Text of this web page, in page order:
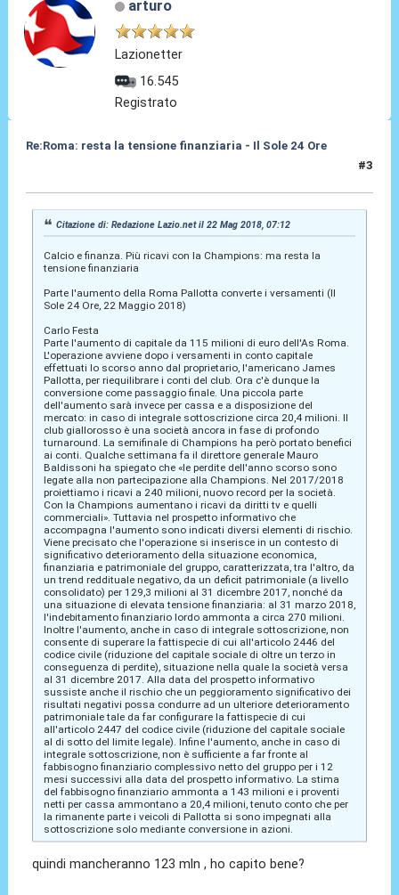
arturo
Lazionetter
16.545
Registrato
Re:Roma: resta la tensione finanziaria - Il Sole 24 Ore
#3
Citazione di: Redazione Lazio.net il 22 Mag 2018, 07:12
Calcio e finanza. Più ricavi con la Champions: ma resta la
tensione finanziaria
Parte l'aumento della Roma Pallotta converte i versamenti (Il
Sole 24 Ore, 22 Maggio 2018)
Carlo Festa
Parte l'aumento di capitale da 115 milioni di euro dell'As Roma.
L'operazione avviene dopo i versamenti in conto capitale
effettuati lo scorso anno dal proprietario, l'americano James
Pallotta, per riequilibrare i conti del club. Ora c'è dunque la
conversione come passaggio finale. Una piccola parte
dell'aumento sarà invece per cassa e a disposizione del
mercato: in caso di integrale sottoscrizione circa 20,4 milioni. Il
club giallorosso è una società ancora in fase di profondo
turnaround. La semifinale di Champions ha però portato benefici
ai conti. Qualche settimana fa il direttore generale Mauro
Baldissoni ha spiegato che «le perdite dell'anno scorso sono
legate alla non partecipazione alla Champions. Nel 2017/2018
proiettiamo i ricavi a 240 milioni, nuovo record per la società.
Con la Champions aumentano i ricavi da diritti tv e quelli
commerciali». Tuttavia nel prospetto informativo che
accompagna l'aumento sono indicati diversi elementi di rischio.
Viene precisato che l'operazione si inserisce in un contesto di
significativo deterioramento della situazione economica,
finanziaria e patrimoniale del gruppo, caratterizzata, tra l'altro, da
un trend reddituale negativo, da un deficit patrimoniale (a livello
consolidato) per 129,3 milioni al 31 dicembre 2017, nonché da
una situazione di elevata tensione finanziaria: al 31 marzo 2018,
l'indebitamento finanziario lordo ammonta a circa 270 milioni.
Inoltre l'aumento, anche in caso di integrale sottoscrizione, non
consente di superare la fattispecie di cui all'articolo 2446 del
codice civile (riduzione del capitale sociale di oltre un terzo in
conseguenza di perdite), situazione nella quale la società versa
al 31 dicembre 2017. Alla data del prospetto informativo
sussiste anche il rischio che un peggioramento significativo dei
risultati negativi possa condurre ad un ulteriore deterioramento
patrimoniale tale da far configurare la fattispecie di cui
all'articolo 2447 del codice civile (riduzione del capitale sociale
al di sotto del limite legale). Infine l'aumento, anche in caso di
integrale sottoscrizione, non è sufficiente a far fronte al
fabbisogno finanziario complessivo netto del gruppo per i 12
mesi successivi alla data del prospetto informativo. La stima
del fabbisogno finanziario ammonta a 143 milioni e i proventi
netti per cassa ammontano a 20,4 milioni, tenuto conto che per
la rimanente parte i veicoli di Pallotta si sono impegnati alla
sottoscrizione solo mediante conversione in azioni.
quindi mancheranno 123 mln , ho capito bene?